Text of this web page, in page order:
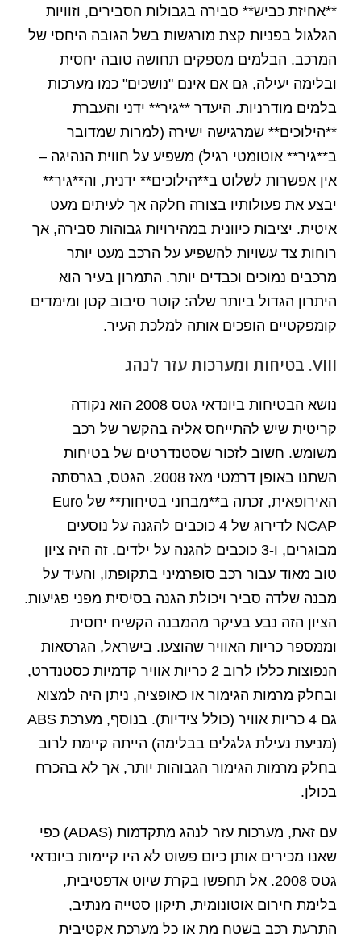
**אחיזת כביש** סבירה בגבולות הסבירים, וזוויות
הגלגול בפניות קצת מורגשות בשל הגובה היחסי של
המרכב. הבלמים מספקים תחושה טובה יחסית
ובלימה יעילה, גם אם אינם "נושכים" כמו מערכות
בלמים מודרניות. היעדר **גיר** ידני והעברת
**הילוכים** שמרגישה ישירה (למרות שמדובר
ב**גיר** אוטומטי רגיל) משפיע על חווית הנהיגה –
אין אפשרות לשלוט ב**הילוכים** ידנית, וה**גיר**
יבצע את פעולותיו בצורה חלקה אך לעיתים מעט
איטית. יציבות כיוונית במהירויות גבוהות סבירה, אך
רוחות צד עשויות להשפיע על הרכב מעט יותר
מרכבים נמוכים וכבדים יותר. התמרון בעיר הוא
היתרון הגדול ביותר שלה: קוטר סיבוב קטן ומימדים
קומפקטיים הופכים אותה למלכת העיר.
VIII. בטיחות ומערכות עזר לנהג
נושא הבטיחות ביונדאי גטס 2008 הוא נקודה
קריטית שיש להתייחס אליה בהקשר של רכב
משומש. חשוב לזכור שסטנדרטים של בטיחות
השתנו באופן דרמטי מאז 2008. הגטס, בגרסתה
האירופאית, זכתה ב**מבחני בטיחות** של Euro
NCAP לדירוג של 4 כוכבים להגנה על נוסעים
מבוגרים, ו-3 כוכבים להגנה על ילדים. זה היה ציון
טוב מאוד עבור רכב סופרמיני בתקופתו, והעיד על
מבנה שלדה סביר ויכולת הגנה בסיסית מפני פגיעות.
הציון הזה נבע בעיקר מהמבנה הקשיח יחסית
וממספר כריות האוויר שהוצעו. בישראל, הגרסאות
הנפוצות כללו לרוב 2 כריות אוויר קדמיות כסטנדרט,
ובחלק מרמות הגימור או כאופציה, ניתן היה למצוא
גם 4 כריות אוויר (כולל צידיות). בנוסף, מערכת ABS
(מניעת נעילת גלגלים בבלימה) הייתה קיימת לרוב
בחלק מרמות הגימור הגבוהות יותר, אך לא בהכרח
בכולן.
עם זאת, מערכות עזר לנהג מתקדמות (ADAS) כפי
שאנו מכירים אותן כיום פשוט לא היו קיימות ביונדאי
גטס 2008. אל תחפשו בקרת שיוט אדפטיבית,
בלימת חירום אוטונומית, תיקון סטייה מנתיב,
התרעת רכב בשטח מת או כל מערכת אקטיבית